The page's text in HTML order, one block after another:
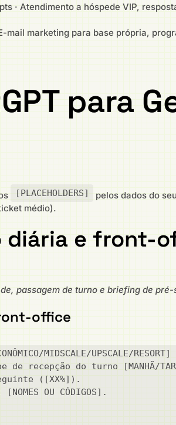
· Atendimento a hóspede VIP,
mail marketing para base própria,
para
[PLACEHOLDERS]
pelos dados do
médio).
diária e front-
passagem de turno e briefing de
office
MIDSCALE/UPSCALE/
recepção do turno [MANHÃ/
([XX%]).
OU CÓDIGOS].